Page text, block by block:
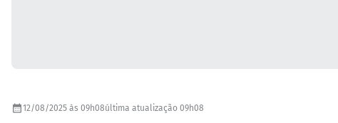
12/08/2025 às 09h08última atualização 09h08